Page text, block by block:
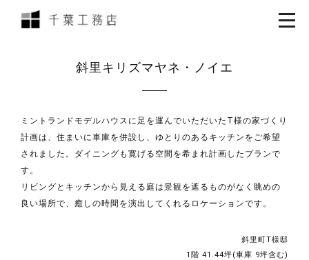
斜里キリズマヤネ・ノイエ
ミントランドモデルハウスに足を運んでいただいたT様の家づくり
計画は、住まいに車庫を併設し、ゆとりのあるキッチンをご希望
されました。ダイニングも寛げる空間を希まれ計画したプランで
す。
リビングとキッチンから見える庭は景観を遮るものがなく眺めの
良い場所で、癒しの時間を演出してくれるロケーションです。
斜里町T様邸
1階 41.44坪(車庫 9坪含む)